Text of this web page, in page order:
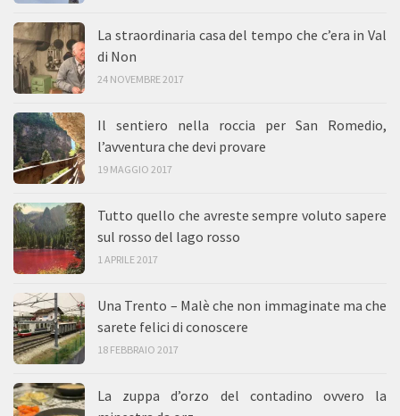
La straordinaria casa del tempo che c’era in Val
di Non
24 NOVEMBRE 2017
Il sentiero nella roccia per San Romedio,
l’avventura che devi provare
19 MAGGIO 2017
Tutto quello che avreste sempre voluto sapere
sul rosso del lago rosso
1 APRILE 2017
Una Trento – Malè che non immaginate ma che
sarete felici di conoscere
18 FEBBRAIO 2017
La zuppa d’orzo del contadino ovvero la